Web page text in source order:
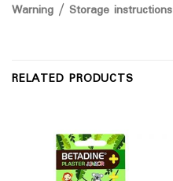
Warning / Storage instructions
RELATED PRODUCTS